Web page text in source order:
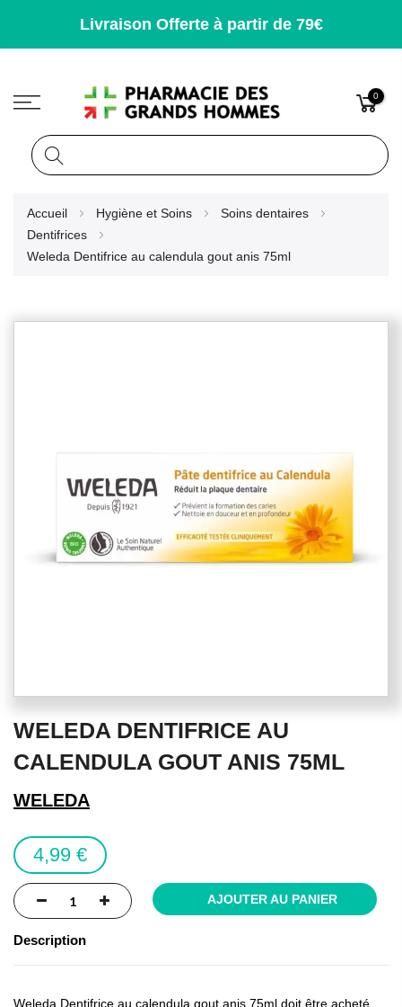
Livraison Offerte à partir de 79€
0
Accueil Hygiène et Soins
Soins dentaires
Dentifrices
Weleda Dentifrice au calendula gout anis 75ml
to
beginning
of
images
gallery
WELEDA DENTIFRICE AU
CALENDULA GOUT ANIS 75ML
WELEDA
4,99 €
AJOUTER AU PANIER
Description
Weleda Dentifrice au calendula gout anis 75ml doit être acheté